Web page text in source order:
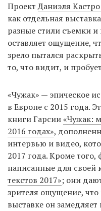
ПроектДаниэля
как отдельная
разные стили съемки
оставляет ощущение,
зрело пытался
то, что видит, и
«Чужак» — эпическое
в Европе с 2015 года.
книги Гарсии«Чужак:
2016 годах»,
интервью и видео,
2017 года. Кроме того,
написанные для своей
текстов 2017»; они
зрителя ощущение,
выставке он замедляет